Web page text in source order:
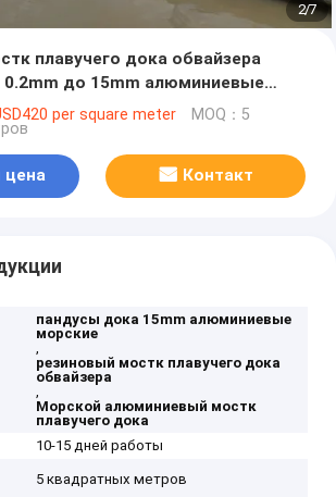
2/7
плавучего дока обвайзера
до 15mm алюминиевые
per square meter MOQ：5
цена Контакт
пандусы дока 15mm алюминиевые
морские
,
резиновый мостк плавучего дока
обвайзера
,
Морской алюминиевый мостк
плавучего дока
10-15 дней работы
5 квадратных метров